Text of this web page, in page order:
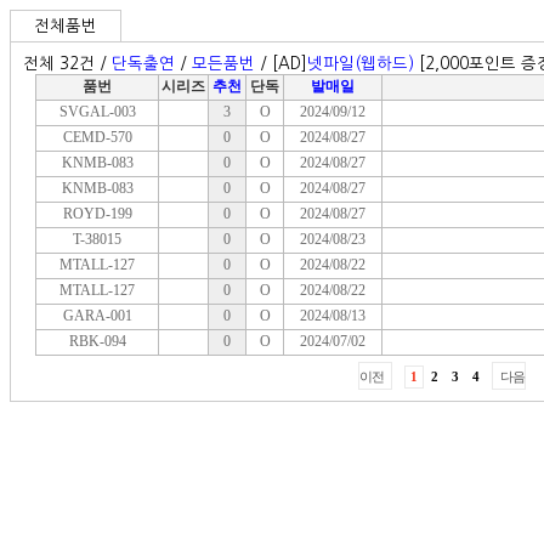
전체품번
전체 32건 / 단독출연 / 모든품번 / [AD] 넷파일(웹하드) [2,000포인트 증
품번 시리즈 추천 단독 발매일
SVGAL-003
3 O
2024/09/12
CEMD-570
0 O
2024/08/27
KNMB-083
0 O
2024/08/27
KNMB-083
0 O
2024/08/27
ROYD-199
0 O
2024/08/27
T-38015
0 O
2024/08/23
MTALL-127
0 O
2024/08/22
MTALL-127
0 O
2024/08/22
GARA-001
0 O
2024/08/13
RBK-094
0 O 2024/07/02
이전 1 2 3 4 다음